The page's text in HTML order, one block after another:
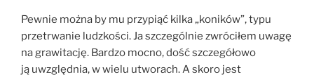
Pewnie można by mu przypiąć kilka „koników”, typu
przetrwanie ludzkości. Ja szczególnie zwróciłem uwagę
na grawitację. Bardzo mocno, dość szczegółowo
ją uwzględnia, w wielu utworach. A skoro jest